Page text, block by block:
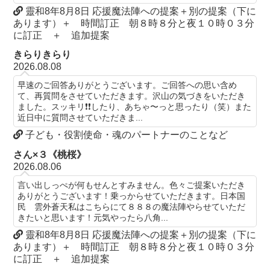
靈和8年8月8日 応援魔法陣への提案＋別の提案（下に
あります）＋ 時間訂正 朝８時８分と夜１０時０３分
に訂正 ＋ 追加提案
きらりきらり
2026.08.08
早速のご回答ありがとうございます。ご回答への思い含め
て、再質問をさせていただきます。沢山の気づきをいただき
ました。スッキリ❗️❗️したり、あちゃ〜っと思ったり（笑）また
近日中に質問させていただきま...
子ども・役割使命・魂のパートナーのことなど
さん×３《桃桜》
2026.08.06
言い出しっぺが何もせんとすみません。色々ご提案いただき
ありがとうございます！乗っからせていただきます。日本国
民 雲外蒼天私はこちらにて８８８の魔法陣やらせていただ
きたいと思います！元気やったら八角...
靈和8年8月8日 応援魔法陣への提案＋別の提案（下に
あります）＋ 時間訂正 朝８時８分と夜１０時０３分
に訂正 ＋ 追加提案